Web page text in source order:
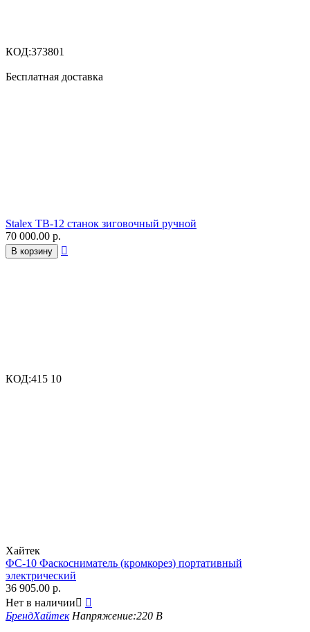
КОД:373801
Бесплатная доставка
Stalex TB-12 станок зиговочный ручной
70 000.00 р.
В корзину 
КОД:415 10
Хайтек
ФС-10 Фаскосниматель (кромкорез) портативный
электрический
36 905.00 р.
Нет в наличии 
БрендХайтек Напряжение:220 В